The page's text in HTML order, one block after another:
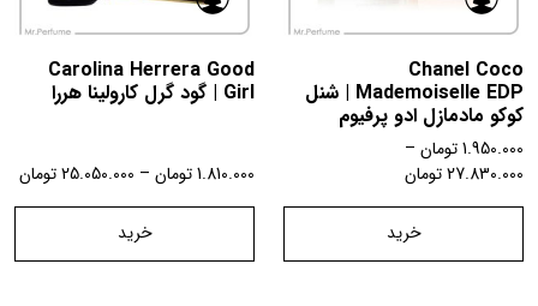
Chanel Coco
Mademoiselle EDP | شنل
کوکو مادمازل ادو پرفیوم
1.950.000تومان –
27.830.000تومان
خرید
Carolina Herrera Good
Girl | گود گرل کارولینا هررا
1.810.000تومان –
25.050.000تومان
خرید